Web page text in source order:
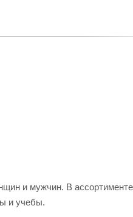
и мужчин. В
и учебы.